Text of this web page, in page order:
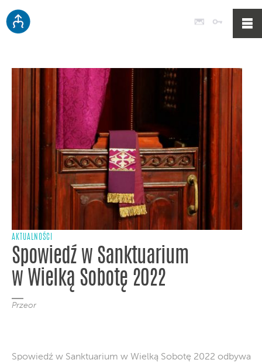
Poczta
AKTUALNOŚCI
Spowiedź w Sanktuarium
w Wielką Sobotę 2022
Przeor
Spowiedź w Sanktuarium w Wielką Sobotę 2022 odbywa